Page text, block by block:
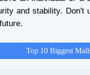
and stability. Don't
Top 10 Biggest